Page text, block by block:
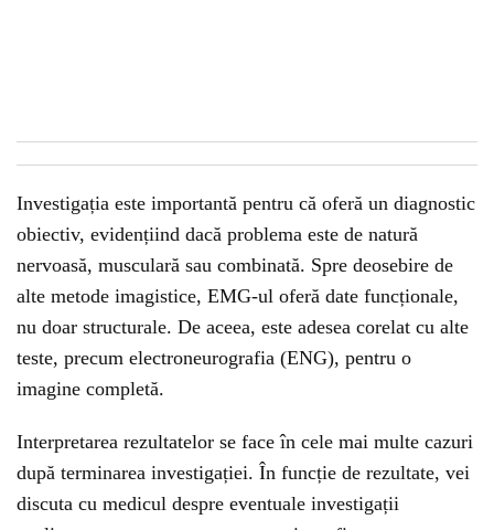
Investigația este importantă pentru că oferă un diagnostic
obiectiv, evidențiind dacă problema este de natură
nervoasă, musculară sau combinată. Spre deosebire de
alte metode imagistice, EMG-ul oferă date funcționale,
nu doar structurale. De aceea, este adesea corelat cu alte
teste, precum electroneurografia (ENG), pentru o
imagine completă.
Interpretarea rezultatelor se face în cele mai multe cazuri
după terminarea investigației. În funcție de rezultate, vei
discuta cu medicul despre eventuale investigații